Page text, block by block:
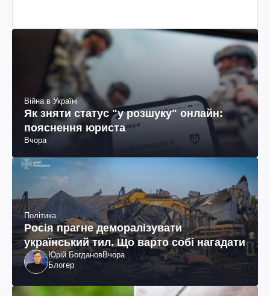
Війна в Україні
Як зняти статус "у розшуку" онлайн:
пояснення юриста
Вчора
Політика
Росія прагне деморалізувати
український тил. Що варто собі нагадати
Юрій БогдановВчора
Блогер